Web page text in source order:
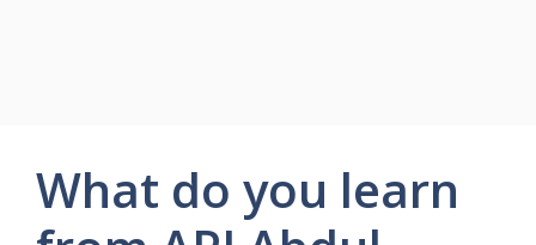
What do you learn